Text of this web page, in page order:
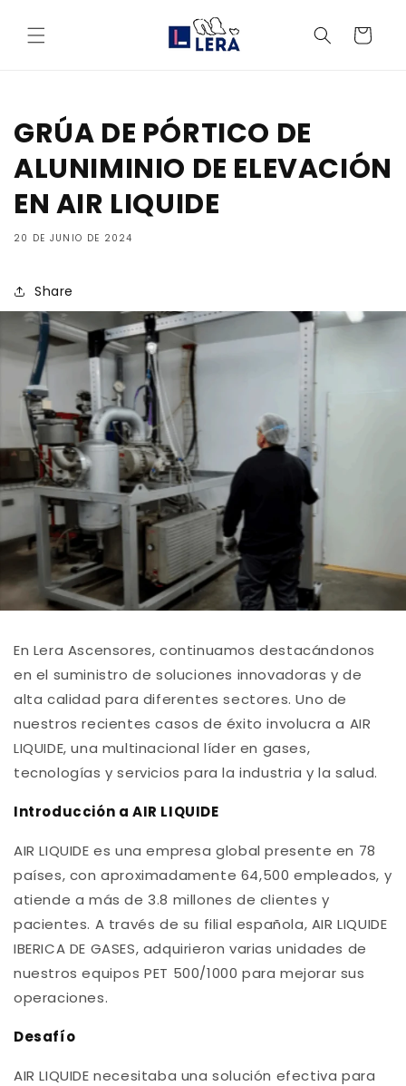
al contenido
Carrito
GRÚA DE PÓRTICO DE
ALUNIMINIO DE ELEVACIÓN
EN AIR LIQUIDE
20 DE JUNIO DE 2024
Share
En Lera Ascensores, continuamos destacándonos
en el suministro de soluciones innovadoras y de
alta calidad para diferentes sectores. Uno de
nuestros recientes casos de éxito involucra a AIR
LIQUIDE, una multinacional líder en gases,
tecnologías y servicios para la industria y la salud.
Introducción a AIR LIQUIDE
AIR LIQUIDE es una empresa global presente en 78
países, con aproximadamente 64,500 empleados, y
atiende a más de 3.8 millones de clientes y
pacientes. A través de su filial española, AIR LIQUIDE
IBERICA DE GASES, adquirieron varias unidades de
nuestros equipos PET 500/1000 para mejorar sus
operaciones.
Desafío
AIR LIQUIDE necesitaba una solución efectiva para